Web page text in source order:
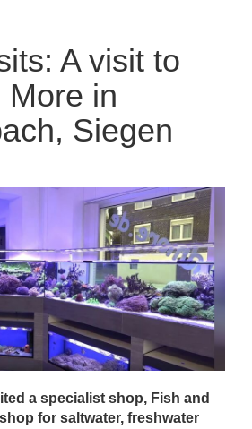
A visit to
More in
Siegen
a specialist shop, Fish and
for saltwater, freshwater